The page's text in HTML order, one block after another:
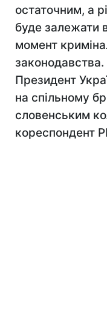
остаточним, а
буде залежати
момент
Президент
на спільному
словенським
кореспондент